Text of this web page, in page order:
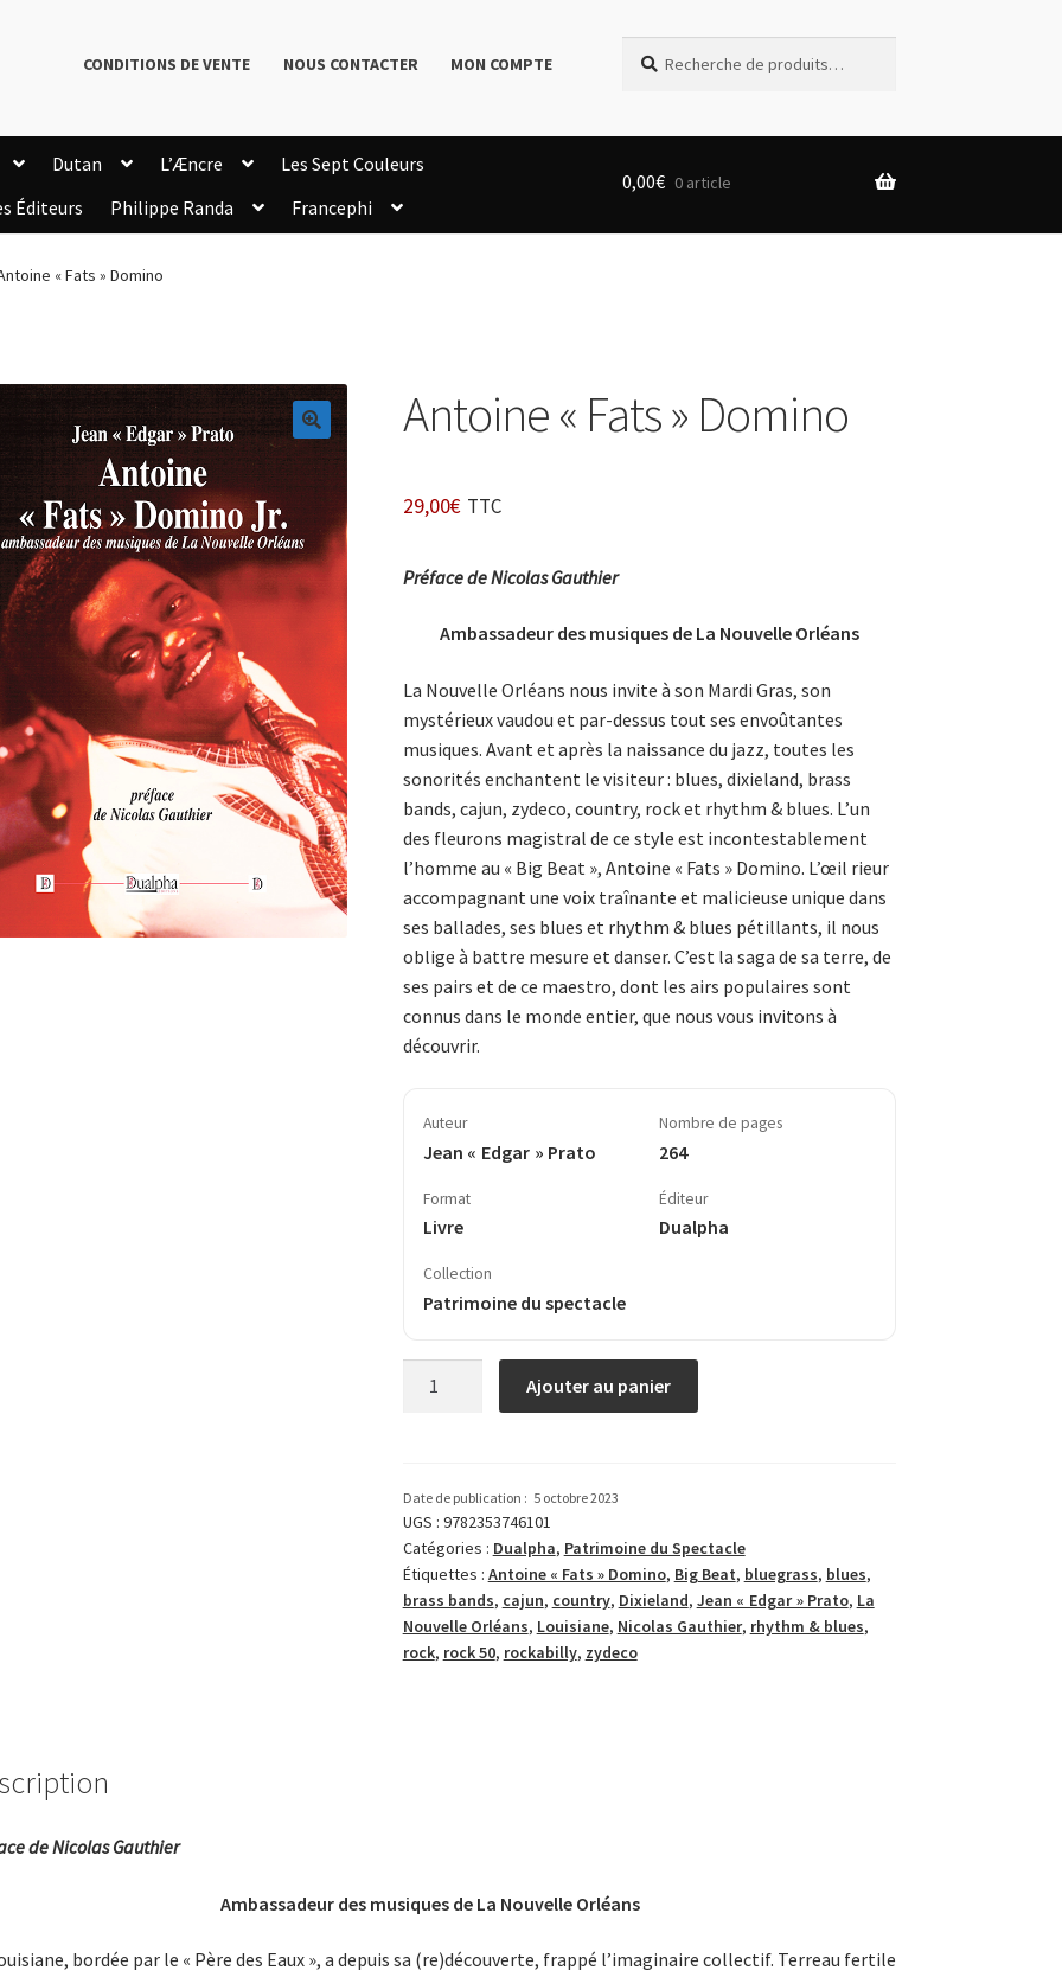
CONDITIONS DE VENTE NOUS CONTACTER MON COMPTE
pour :
Dutan L’Æncre
Les Sept Couleurs
Éditeurs
Philippe Randa
Francephi
0,00€ 0 article
« Fats » Domino
🔍
Antoine « Fats » Domino
29,00€ TTC
Préface de Nicolas Gauthier
Ambassadeur des musiques de La Nouvelle Orléans
La Nouvelle Orléans nous invite à son Mardi Gras, son
mystérieux vaudou et par-dessus tout ses envoûtantes
musiques. Avant et après la naissance du jazz, toutes les
sonorités enchantent le visiteur : blues, dixieland, brass
bands, cajun, zydeco, country, rock et rhythm & blues. L’un
des fleurons magistral de ce style est incontestablement
l’homme au « Big Beat », Antoine « Fats » Domino. L’œil rieur
accompagnant une voix traînante et malicieuse unique dans
ses ballades, ses blues et rhythm & blues pétillants, il nous
oblige à battre mesure et danser. C’est la saga de sa terre, de
ses pairs et de ce maestro, dont les airs populaires sont
connus dans le monde entier, que nous vous invitons à
découvrir.
Auteur
Jean « Edgar » Prato
Nombre de pages
264
Format
Livre
Éditeur
Dualpha
Collection
Patrimoine du spectacle
Fats
»
Domino
Ajouter au panier
Date de publication : 5 octobre 2023
UGS : 9782353746101
Catégories : Dualpha, Patrimoine du Spectacle
Étiquettes : Antoine « Fats » Domino, Big Beat, bluegrass, blues,
brass bands, cajun, country, Dixieland, Jean « Edgar » Prato, La
Nouvelle Orléans, Louisiane, Nicolas Gauthier, rhythm & blues,
rock, rock 50, rockabilly, zydeco
de Nicolas Gauthier
Ambassadeur des musiques de La Nouvelle Orléans
bordée par le « Père des Eaux », a depuis sa (re)découverte, frappé l’imaginaire collectif. Terreau fertile